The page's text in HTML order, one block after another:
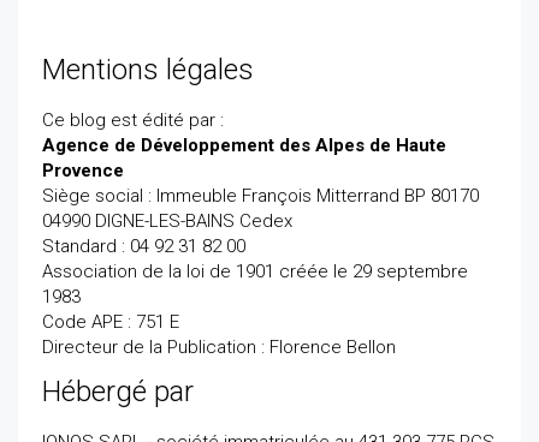
Mentions légales
Ce blog est édité par :
Agence de Développement des Alpes de Haute
Provence
Siège social : Immeuble François Mitterrand BP 80170
04990 DIGNE-LES-BAINS Cedex
Standard : 04 92 31 82 00
Association de la loi de 1901 créée le 29 septembre
1983
Code APE : 751 E
Directeur de la Publication : Florence Bellon
Hébergé par